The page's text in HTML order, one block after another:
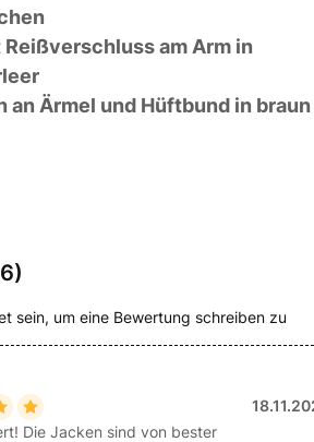
am Arm in
an Ärmel und Hüftbund in braun
sein, um eine Bewertung schreiben zu
Die Jacken sind von bester